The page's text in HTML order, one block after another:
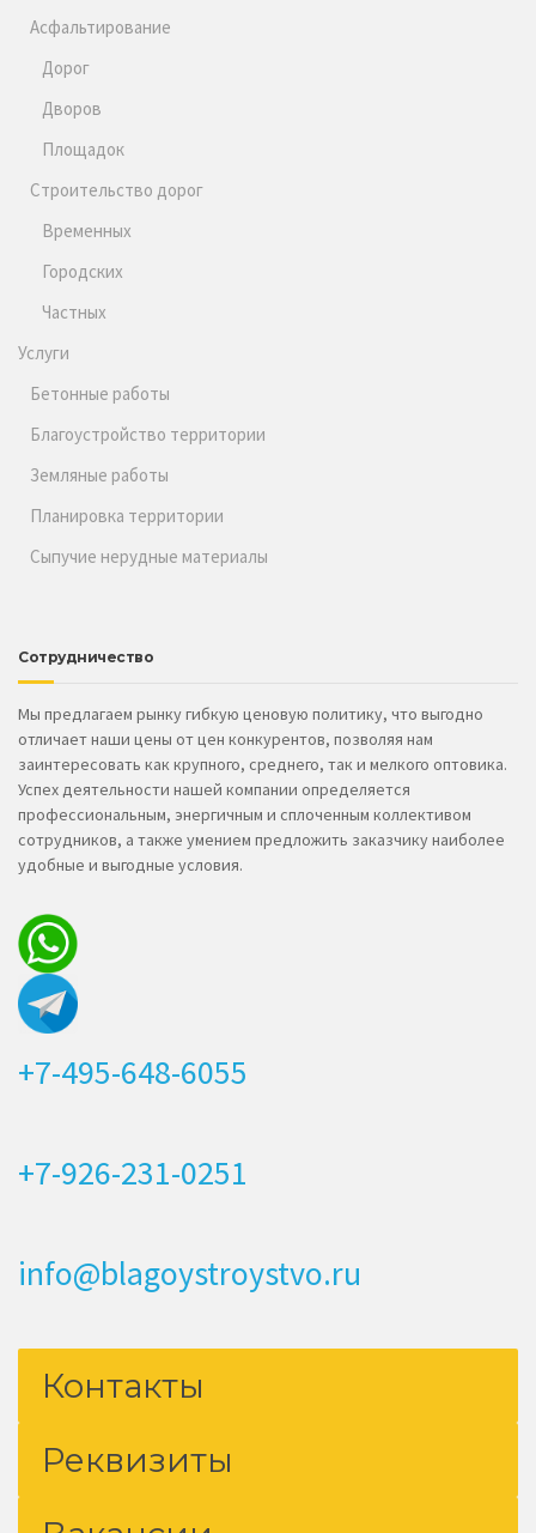
Асфальтирование
Дорог
Дворов
Площадок
Строительство дорог
Временных
Городских
Частных
Услуги
Бетонные работы
Благоустройство территории
Земляные работы
Планировка территории
Сыпучие нерудные материалы
Сотрудничество
Мы предлагаем рынку гибкую ценовую политику, что выгодно
отличает наши цены от цен конкурентов, позволяя нам
заинтересовать как крупного, среднего, так и мелкого оптовика.
Успех деятельности нашей компании определяется
профессиональным, энергичным и сплоченным коллективом
сотрудников, а также умением предложить заказчику наиболее
удобные и выгодные условия.
+7-495-648-6055
+7-926-231-0251
info@blagoystroystvo.ru
Контакты
Реквизиты